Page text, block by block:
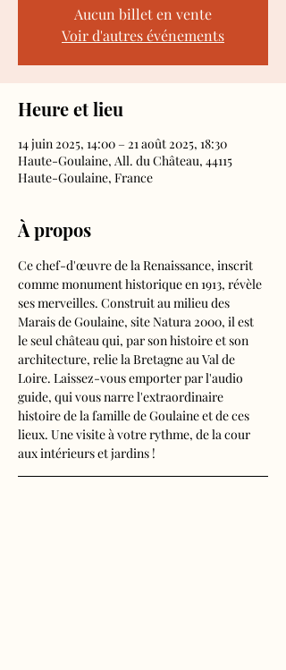
Aucun billet en vente
Voir d'autres événements
Heure et lieu
14 juin 2025, 14:00 – 21 août 2025, 18:30
Haute-Goulaine, All. du Château, 44115
Haute-Goulaine, France
À propos
Ce chef-d'œuvre de la Renaissance, inscrit
comme monument historique en 1913, révèle
ses merveilles. Construit au milieu des
Marais de Goulaine, site Natura 2000, il est
le seul château qui, par son histoire et son
architecture, relie la Bretagne au Val de
Loire. Laissez-vous emporter par l'audio
guide, qui vous narre l'extraordinaire
histoire de la famille de Goulaine et de ces
lieux. Une visite à votre rythme, de la cour
aux intérieurs et jardins !